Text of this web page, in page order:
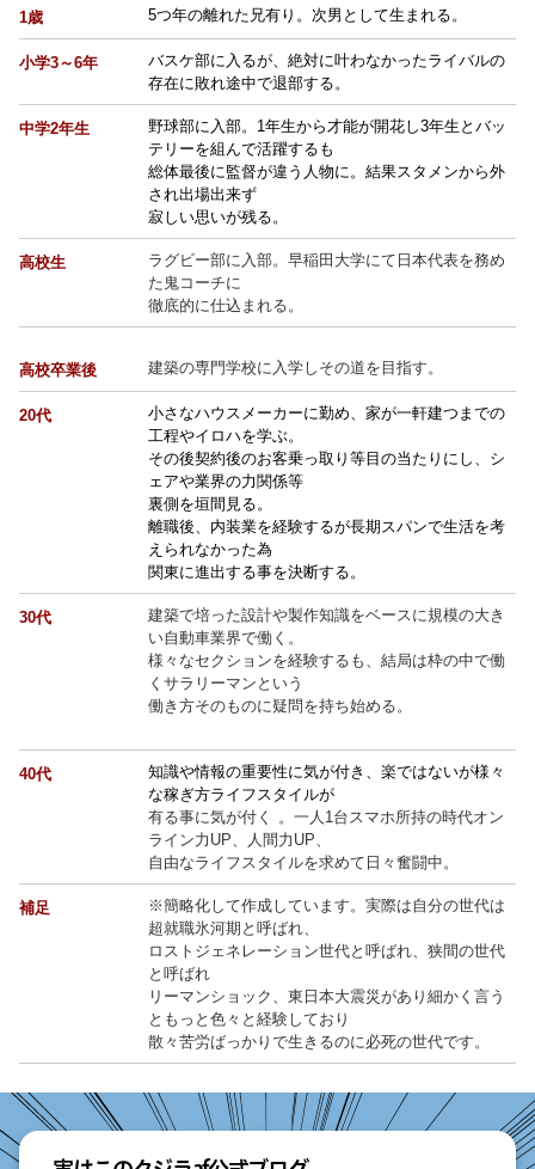
1歳 5つ年の離れた兄有り。次男として生まれる。
小学3～6年
バスケ部に入るが、絶対に叶わなかったライバルの
存在に敗れ途中で退部する。
中学2年生
野球部に入部。1年生から才能が開花し3年生とバッ
テリーを組んで活躍するも
総体最後に監督が違う人物に。結果スタメンから外
され出場出来ず
寂しい思いが残る。
高校生
ラグビー部に入部。早稲田大学にて日本代表を務め
た鬼コーチに
徹底的に仕込まれる。
高校卒業後 建築の専門学校に入学しその道を目指す。
20代
小さなハウスメーカーに勤め、家が一軒建つまでの
工程やイロハを学ぶ。
その後契約後のお客乗っ取り等目の当たりにし、シ
ェアや業界の力関係等
裏側を垣間見る。
離職後、内装業を経験するが長期スパンで生活を考
えられなかった為
関東に進出する事を決断する。
30代
建築で培った設計や製作知識をベースに規模の大き
い自動車業界で働く。
様々なセクションを経験するも、結局は枠の中で働
くサラリーマンという
働き方そのものに疑問を持ち始める。
40代
知識や情報の重要性に気が付き、楽ではないが様々
な稼ぎ方ライフスタイルが
有る事に気が付く 。一人1台スマホ所持の時代オン
ライン力UP、人間力UP、
自由なライフスタイルを求めて日々奮闘中。
補足
※簡略化して作成しています。実際は自分の世代は
超就職氷河期と呼ばれ、
ロストジェネレーション世代と呼ばれ、狭間の世代
と呼ばれ
リーマンショック、東日本大震災があり細かく言う
ともっと色々と経験しており
散々苦労ばっかりで生きるのに必死の世代です。